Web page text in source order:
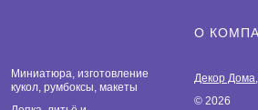
Миниатюра, изготовление
кукол, румбоксы, макеты
О
Декор Дома
© 2026